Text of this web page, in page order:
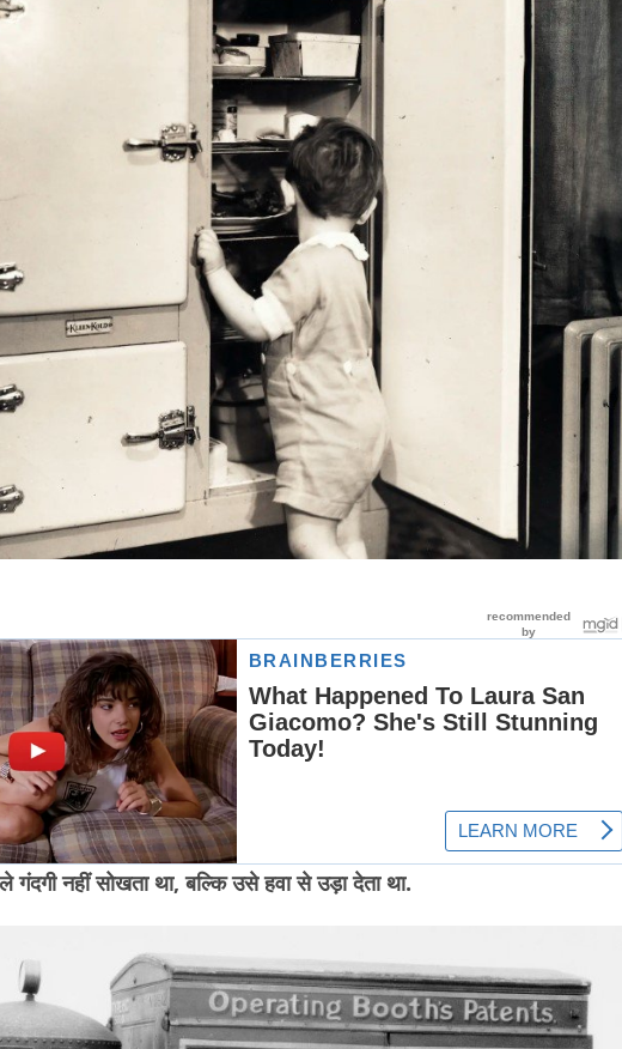
गंदगी नहीं सोखता था, बल्कि उसे हवा से उड़ा देता था.